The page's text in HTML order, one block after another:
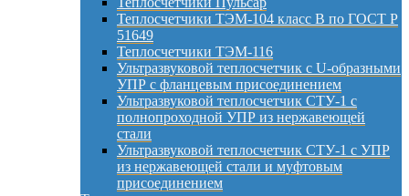
Теплосчетчики ТЭМ-104 класс B по ГОСТ Р
51649
Теплосчетчики ТЭМ-116
Ультразвуковой теплосчетчик с U-образными
УПР с фланцевым присоединением
Ультразвуковой теплосчетчик СТУ-1 с
полнопроходной УПР из нержавеющей
стали
Ультразвуковой теплосчетчик СТУ-1 с УПР
из нержавеющей стали и муфтовым
присоединением